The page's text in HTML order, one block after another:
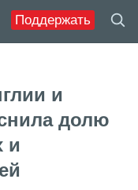
Поддержать
и
долю
и